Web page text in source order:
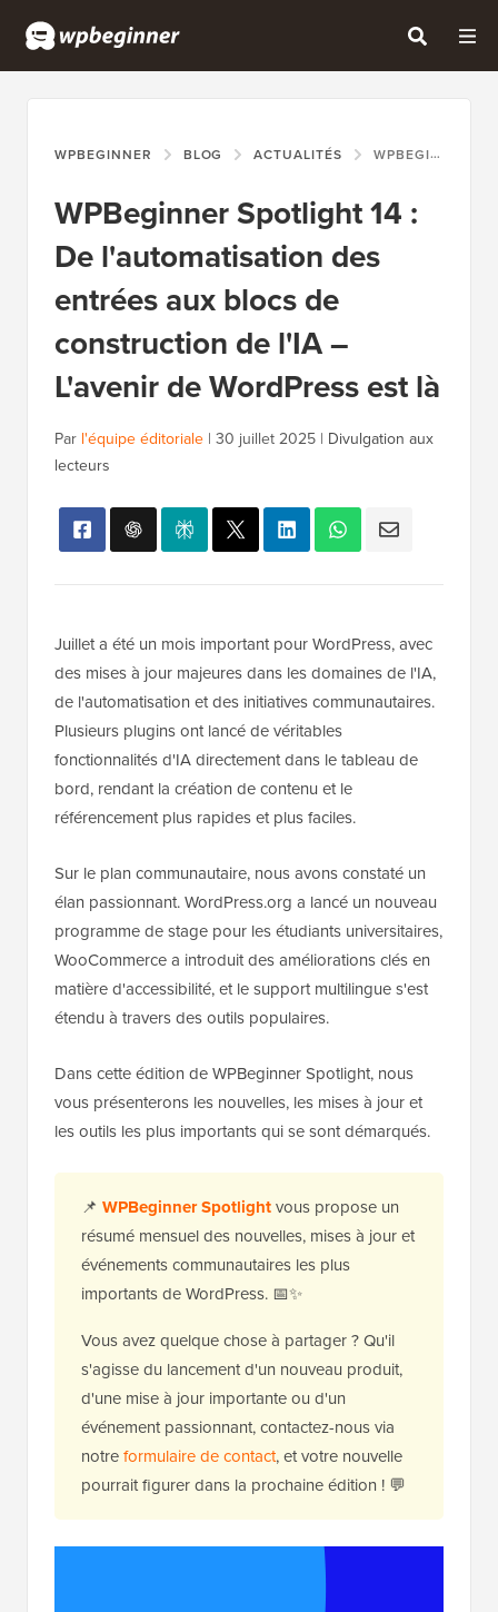
WPBEGINNER BLOG ACTUALITÉS WPBEGINNER SPOTLIGHT 14 : DE L'AUTOMATISATION DES ENTRÉES AUX BLOCS DE CONSTRUCTION DE L'IA – L'AVENIR DE WORDPRESS EST LÀ
WPBeginner Spotlight 14 :
De l'automatisation des
entrées aux blocs de
construction de l'IA –
L'avenir de WordPress est là
Par l'équipe éditoriale | 30 juillet 2025 | Divulgation aux
lecteurs
Juillet a été un mois important pour WordPress, avec
des mises à jour majeures dans les domaines de l'IA,
de l'automatisation et des initiatives communautaires.
Plusieurs plugins ont lancé de véritables
fonctionnalités d'IA directement dans le tableau de
bord, rendant la création de contenu et le
référencement plus rapides et plus faciles.
Sur le plan communautaire, nous avons constaté un
élan passionnant. WordPress.org a lancé un nouveau
programme de stage pour les étudiants universitaires,
WooCommerce a introduit des améliorations clés en
matière d'accessibilité, et le support multilingue s'est
étendu à travers des outils populaires.
Dans cette édition de WPBeginner Spotlight, nous
vous présenterons les nouvelles, les mises à jour et
les outils les plus importants qui se sont démarqués.
📌 WPBeginner Spotlightvous propose un
résumé mensuel des nouvelles, mises à jour et
événements communautaires les plus
importants de WordPress. 📅✨
Vous avez quelque chose à partager ? Qu'il
s'agisse du lancement d'un nouveau produit,
d'une mise à jour importante ou d'un
événement passionnant, contactez-nous via
notreformulaire de contact, et votre nouvelle
pourrait figurer dans la prochaine édition ! 💬